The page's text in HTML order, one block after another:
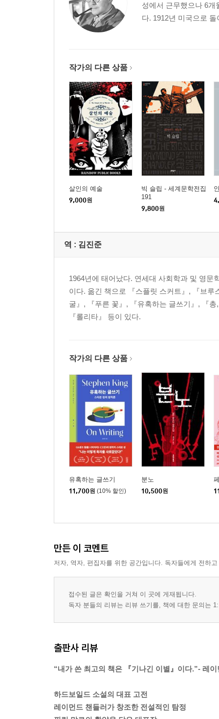
성에서 근무했으나 6
다. 1912년 미국으로
작가의 다른 상품
살인의 예술
9,000원
빅 슬립 - 세계문학전집
191
9,800원
역 : 김진준
1964년에 태어났다. 연세대 사회학과 및 영
이다. 옮긴 책으로 『스플릿 스커트』, 『브
굴』, 『푸른 꽃』, 『유혹하는 글쓰기』, 『
『롤리타』 등이 있다.
작가의 다른 상품
유혹하는 글쓰기
11,700원 (10% 할인)
분노
10,500원
만든 이 코멘트
저자, 역자, 편집자를 위한 공간입니다. 독자들에게 전하
접수된 글은 확인을 거쳐 이 곳에 게재됩니다.
독자 분들의 리뷰는 리뷰 쓰기를, 책에 대한 문의는
출판사 리뷰
“내가 쓴 최고의 책은 『기나긴 이별』이다.”- 레
하드보일드 소설의 대표 고전
레이먼드 챈들러가 창조한 전설적인 탐정